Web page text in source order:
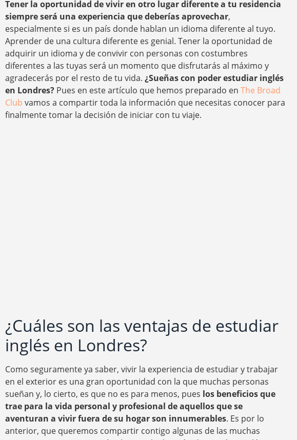
Tener la oportunidad de vivir en otro lugar diferente a tu residencia
siempre será una experiencia que deberías aprovechar,
especialmente si es un país donde hablan un idioma diferente al tuyo.
Aprender de una cultura diferente es genial. Tener la oportunidad de
adquirir un idioma y de convivir con personas con costumbres
diferentes a las tuyas será un momento que disfrutarás al máximo y
agradecerás por el resto de tu vida. ¿Sueñas con poder estudiar inglés
en Londres? Pues en este artículo que hemos preparado en The Broad
Club vamos a compartir toda la información que necesitas conocer para
finalmente tomar la decisión de iniciar con tu viaje.
¿Cuáles son las ventajas de estudiar
inglés en Londres?
Como seguramente ya saber, vivir la experiencia de estudiar y trabajar
en el exterior es una gran oportunidad con la que muchas personas
sueñan y, lo cierto, es que no es para menos, pues los beneficios que
trae para la vida personal y profesional de aquellos que se
aventuran a vivir fuera de su hogar son innumerables. Es por lo
anterior, que queremos compartir contigo algunas de las muchas